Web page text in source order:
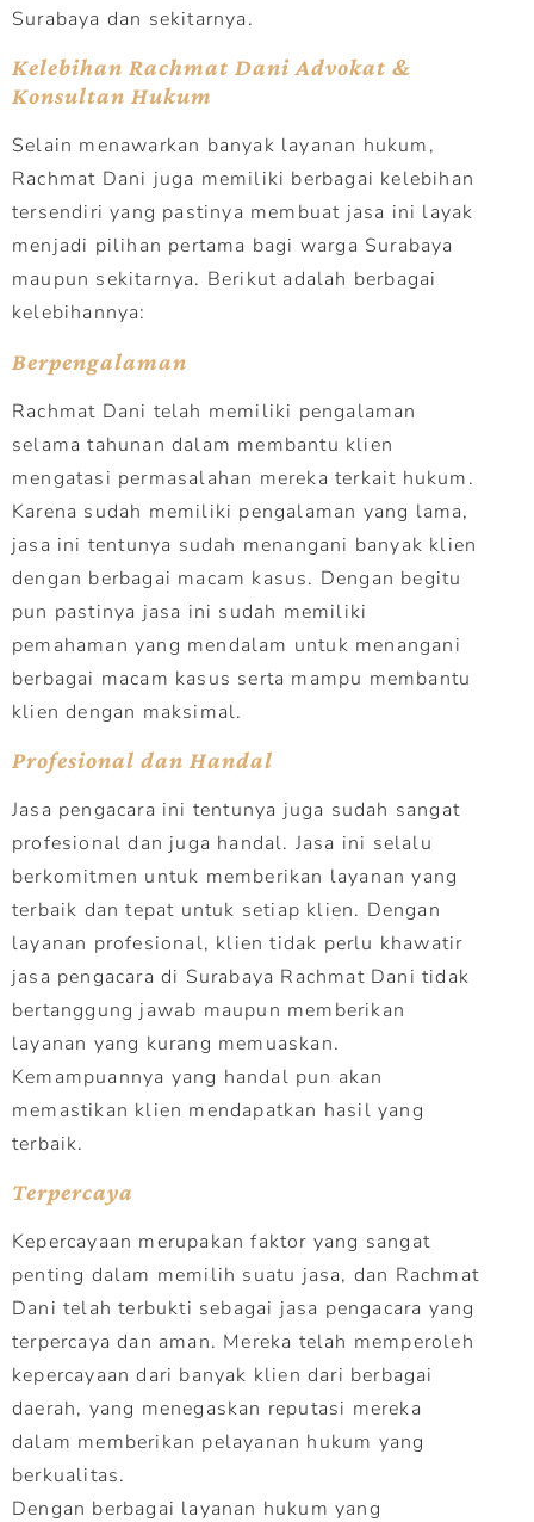
Surabaya dan sekitarnya.
Kelebihan Rachmat Dani Advokat &
Konsultan Hukum
Selain menawarkan banyak layanan hukum,
Rachmat Dani juga memiliki berbagai kelebihan
tersendiri yang pastinya membuat jasa ini layak
menjadi pilihan pertama bagi warga Surabaya
maupun sekitarnya. Berikut adalah berbagai
kelebihannya:
Berpengalaman
Rachmat Dani telah memiliki pengalaman
selama tahunan dalam membantu klien
mengatasi permasalahan mereka terkait hukum.
Karena sudah memiliki pengalaman yang lama,
jasa ini tentunya sudah menangani banyak klien
dengan berbagai macam kasus. Dengan begitu
pun pastinya jasa ini sudah memiliki
pemahaman yang mendalam untuk menangani
berbagai macam kasus serta mampu membantu
klien dengan maksimal.
Profesional dan Handal
Jasa pengacara ini tentunya juga sudah sangat
profesional dan juga handal. Jasa ini selalu
berkomitmen untuk memberikan layanan yang
terbaik dan tepat untuk setiap klien. Dengan
layanan profesional, klien tidak perlu khawatir
jasa pengacara di Surabaya Rachmat Dani tidak
bertanggung jawab maupun memberikan
layanan yang kurang memuaskan.
Kemampuannya yang handal pun akan
memastikan klien mendapatkan hasil yang
terbaik.
Terpercaya
Kepercayaan merupakan faktor yang sangat
penting dalam memilih suatu jasa, dan Rachmat
Dani telah terbukti sebagai jasa pengacara yang
terpercaya dan aman. Mereka telah memperoleh
kepercayaan dari banyak klien dari berbagai
daerah, yang menegaskan reputasi mereka
dalam memberikan pelayanan hukum yang
berkualitas.
Dengan berbagai layanan hukum yang